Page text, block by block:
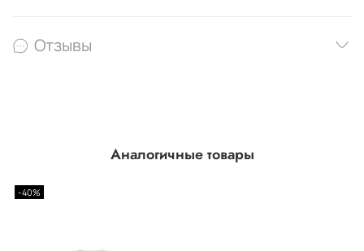
Отзывы
Аналогичные товары
-40%